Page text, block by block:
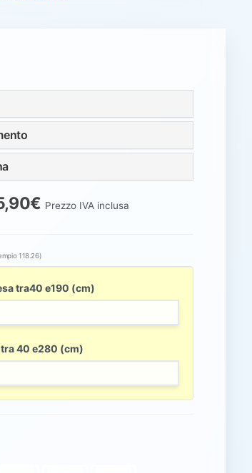
Prezzo IVA inclusa
118.26)
tra40 e190 (cm)
40 e280 (cm)